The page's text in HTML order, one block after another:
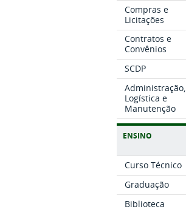
Compras e
Licitações
Contratos e
Convênios
SCDP
Administração,
Logística e
Manutenção
ENSINO
Curso Técnico
Graduação
Biblioteca